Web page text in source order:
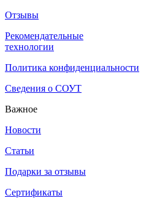
Отзывы
Рекомендательные
технологии
Политика конфиденциальности
Сведения о СОУТ
Важное
Новости
Статьи
Подарки за отзывы
Сертификаты